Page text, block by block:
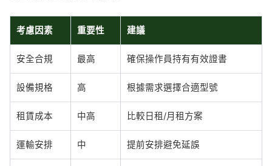
考慮因素 重要性 建議
安全合規 最高 確保操作員持有有效證書
設備規格 高 根據需求選擇合適型號
租賃成本 中高 比較日租/月租方案
運輸安排 中 提前安排避免延誤